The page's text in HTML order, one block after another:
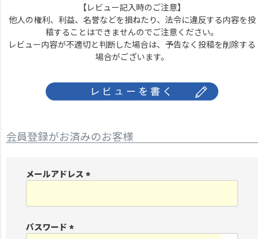
【レビュー記入時のご注意】
他人の権利、利益、名誉などを損ねたり、法令に違反する内容を投
稿することはできませんのでご注意ください。
レビュー内容が不適切と判断した場合は、予告なく投稿を削除する
場合がございます。
会員登録がお済みのお客様
メールアドレス
パスワード